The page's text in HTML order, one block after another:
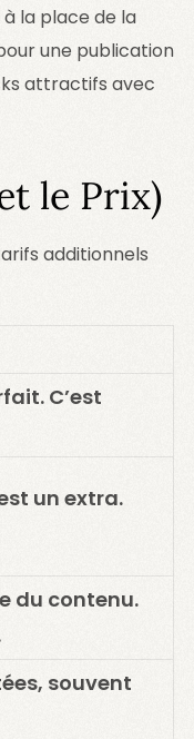
à la place de la
une publication
attractifs avec
le Prix)
additionnels
C’est
un extra.
du contenu.
souvent